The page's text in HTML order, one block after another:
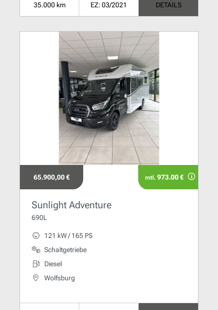
35.000 km EZ: 03/2021 DETAILS
65.900,00 € mtl. 973.00 €
Sunlight Adventure
690L
121 kW / 165 PS
Schaltgetriebe
Diesel
Wolfsburg